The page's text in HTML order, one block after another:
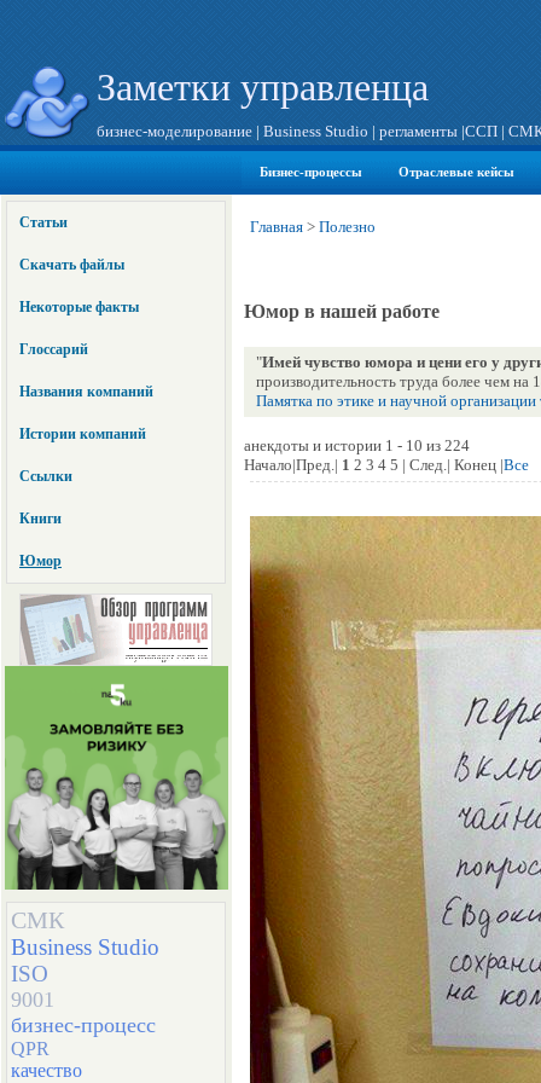
Заметки управленца
бизнес-моделирование | Business Studio | регламенты |ССП |
Бизнес-процессы Отраслевые кейсы
Статьи
Скачать файлы
Некоторые факты
Глоссарий
Названия компаний
Истории компаний
Ссылки
Книги
Юмор
СМК
Business Studio
ISO
9001
бизнес-процесс
QPR
качество
Главная > Полезно
Юмор в нашей работе
"Имей чувство юмора и цени его у
производительность труда более чем на
Памятка по этике и научной организации
анекдоты и истории 1 - 10 из 224
Начало|Пред.| 1 2 3 4 5 | След.| Конец |Все